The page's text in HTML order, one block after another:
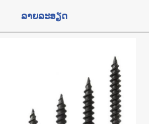
ລາຍລະອຽດ